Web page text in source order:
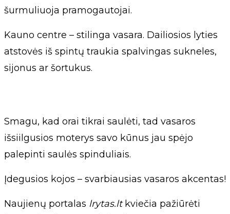
šurmuliuoja pramogautojai.
Kauno centre – stilinga vasara. Dailiosios lyties
atstovės iš spintų traukia spalvingas sukneles,
sijonus ar šortukus.
Smagu, kad orai tikrai saulėti, tad vasaros
išsiilgusios moterys savo kūnus jau spėjo
palepinti saulės spinduliais.
Įdegusios kojos – svarbiausias vasaros akcentas!
Naujienų portalas lrytas.ltkviečia pažiūrėti